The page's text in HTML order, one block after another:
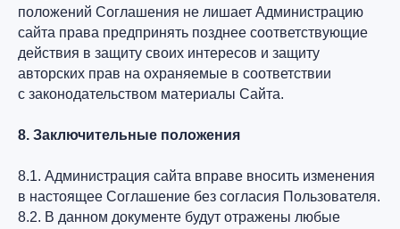
положений Соглашения не лишает Администрацию
сайта права предпринять позднее соответствующие
действия в защиту своих интересов и защиту
авторских прав на охраняемые в соответствии
с законодательством материалы Сайта.
8. Заключительные положения
8.1. Администрация сайта вправе вносить изменения
в настоящее Соглашение без согласия Пользователя.
8.2. В данном документе будут отражены любые